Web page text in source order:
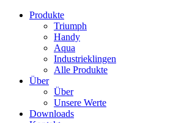
Produkte
Triumph
Handy
Aqua
Industrieklingen
Alle Produkte
Über
Über
Unsere Werte
Downloads